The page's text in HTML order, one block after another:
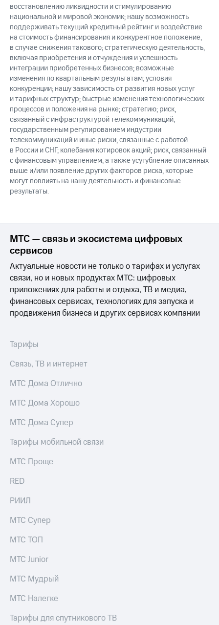
восстановлению ликвидности и стимулированию
национальной и мировой экономик; нашу возможность
поддерживать текущий кредитный рейтинг и воздействие
на стоимость финансирования и конкурентное положение,
в случае снижения такового; стратегическую деятельность,
включая приобретения и отчуждения и успешность
интеграции приобретенных бизнесов; возможные
изменения по квартальным результатам; условия
конкуренции; нашу зависимость от развития новых услуг
и тарифных структур; быстрые изменения технологических
процессов и положения на рынке; стратегию; риск,
связанный с инфраструктурой телекоммуникаций,
государственным регулированием индустрии
телекоммуникаций и иные риски, связанные с работой
в России и СНГ; колебания котировок акций; риск, связанный
с финансовым управлением, а также усугубление описанных
выше и/или появление других факторов риска, которые
могут повлиять на нашу деятельность и финансовые
результаты.
МТС — связь и экосистема цифровых
сервисов
Актуальные новости не только о тарифах и услугах
связи, но и новых продуктах МТС: цифровых
приложениях для работы и отдыха, ТВ и медиа,
финансовых сервисах, технологиях для запуска и
продвижения бизнеса и других сервисах компании
Тарифы
Связь, ТВ и интернет
МТС Дома Отлично
МТС Дома Хорошо
МТС Дома Супер
Тарифы мобильной связи
МТС Проще
RED
РИИЛ
МТС Супер
МТС ТОП
МТС Junior
МТС Мудрый
МТС Налегке
Тарифы для спутникового ТВ